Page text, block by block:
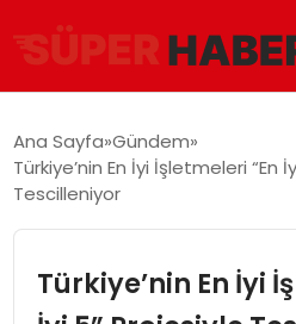
GÜNDEM
EĞITIM
Ana Sayfa Gündem
Türkiye’nin En İyi İşletmeleri “En
Tescilleniyor
Türkiye’nin En İyi